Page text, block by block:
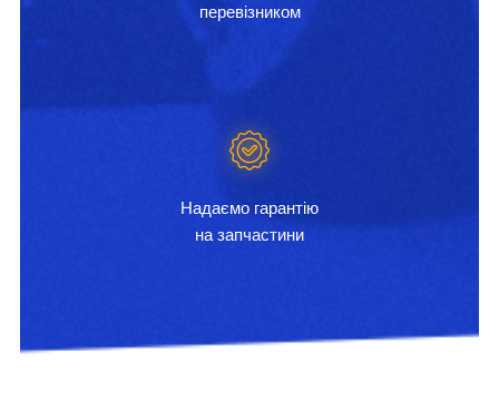
перевізником
Надаємо гарантію
на запчастини